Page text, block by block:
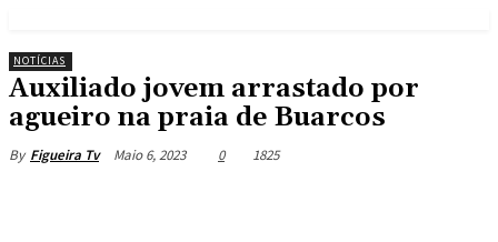
NOTÍCIAS
Auxiliado jovem arrastado por
agueiro na praia de Buarcos
By Figueira Tv Maio 6, 2023 0 1825